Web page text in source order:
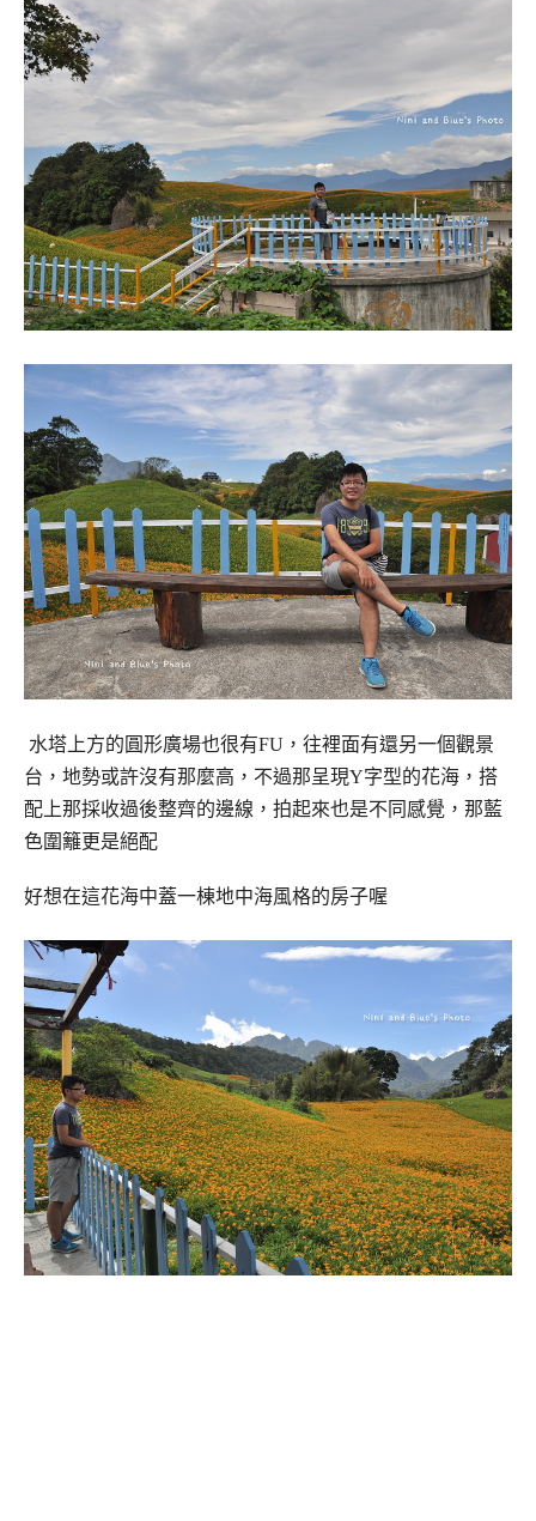
水塔上方的圓形廣場也很有FU， 往裡面有還另一個觀景
台，地勢或許沒有那麼高， 不過那呈現Y字型的花海，搭
配上那採收過後整齊的邊線， 拍起來也是不同感覺，那藍
色圍籬更是絕配
好想在這花海中蓋一棟地中海風格的房子喔